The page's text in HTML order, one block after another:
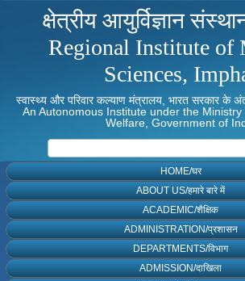
क्षेत्रीय आयुर्विज्ञान
Regional Institute of
Sciences,
स्वास्थ्य और परिवार कल्याण मंत्रालय, भारत सरकार के
An Autonomous Institute under the
Welfare, Government of
HOME/घर
ABOUT US/हमारे बारे में
ACADEMIC/शैक्षिक
ADMINISTRATION/प्रशासन
DEPARTMENTS/विभाग
ADMISSION/दाखिला